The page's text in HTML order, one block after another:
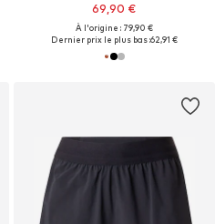
69,90 €
À l'origine : 79,90 €
Dernier prix le plus bas :62,91 €